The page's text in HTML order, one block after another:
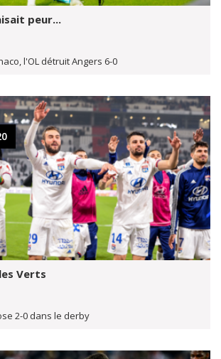
peur...
l'OL détruit Angers 6-0
Verts
2-0 dans le derby